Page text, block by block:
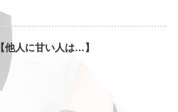
【他人に甘い人は…】